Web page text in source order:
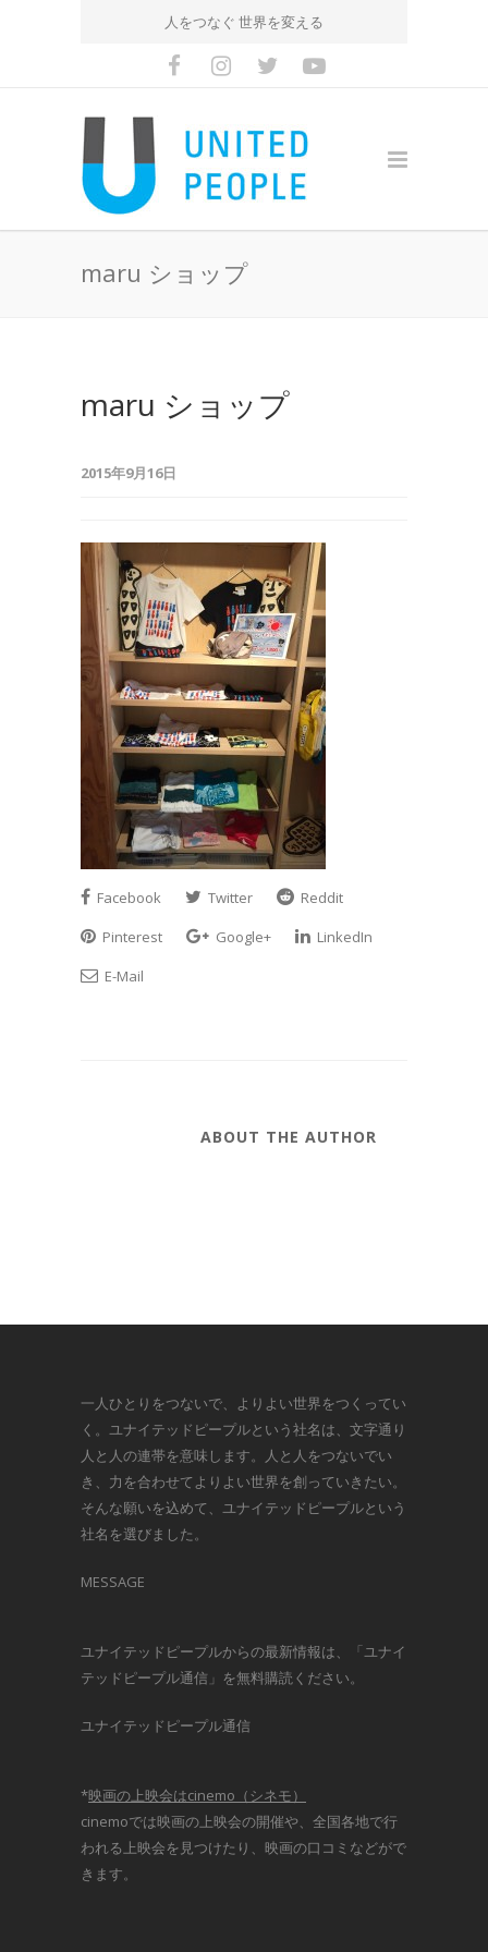
人をつなぐ 世界を変える
maru ショップ
maru ショップ
2015年9月16日
Facebook Twitter
Reddit
Pinterest
Google+
LinkedIn
E-Mail
ABOUT THE AUTHOR
一人ひとりをつないで、よりよい世界をつくってい
く。ユナイテッドピープルという社名は、文字通り
人と人の連帯を意味します。人と人をつないでい
き、力を合わせてよりよい世界を創っていきたい。
そんな願いを込めて、ユナイテッドピープルという
社名を選びました。
MESSAGE
ユナイテッドピープルからの最新情報は、「ユナイ
テッドピープル通信」を無料購読ください。
ユナイテッドピープル通信
*映画の上映会はcinemo（シネモ）
cinemoでは映画の上映会の開催や、全国各地で行
われる上映会を見つけたり、映画の口コミなどがで
きます。